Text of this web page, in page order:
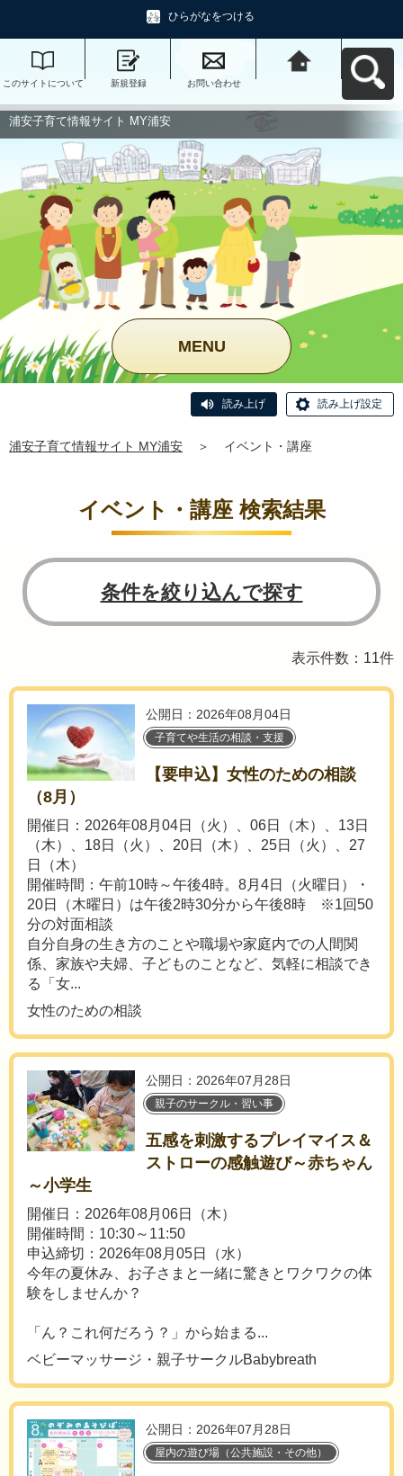
ひらがなをつける
このサイトについて 新規登録 お問い合わせ
浦安子育て情報サイト MY浦安
MENU
読み上げ 読み上げ設定
浦安子育て情報サイト MY浦安 ＞ イベント・講座
イベント・講座 検索結果
条件を絞り込んで探す
表示件数：11件
公開日：2026年08月04日
子育てや生活の相談・支援
【要申込】女性のための相談
（8月）
開催日：2026年08月04日（火）、06日（木）、13日
（木）、18日（火）、20日（木）、25日（火）、27
日（木）
開催時間：午前10時～午後4時。8月4日（火曜日）・
20日（木曜日）は午後2時30分から午後8時 ※1回50
分の対面相談
自分自身の生き方のことや職場や家庭内での人間関
係、家族や夫婦、子どものことなど、気軽に相談でき
る「女...
女性のための相談
公開日：2026年07月28日
親子のサークル・習い事
五感を刺激するプレイマイス＆
ストローの感触遊び～赤ちゃん
～小学生
開催日：2026年08月06日（木）
開催時間：10:30～11:50
申込締切：2026年08月05日（水）
今年の夏休み、お子さまと一緒に驚きとワクワクの体
験をしませんか？
「ん？これ何だろう？」から始まる...
ベビーマッサージ・親子サークルBabybreath
公開日：2026年07月28日
屋内の遊び場（公共施設・その他）